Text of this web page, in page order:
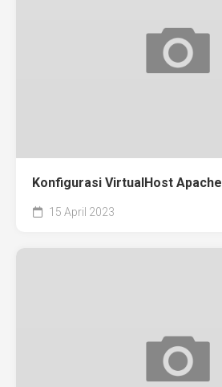
Konfigurasi VirtualHost Apache
15 April 2023